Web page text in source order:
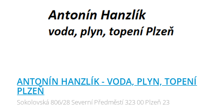
ANTONÍN HANZLÍK - VODA, PLYN, TOPENÍ
PLZEŇ
Sokolovská 806/28 Severní Předměstí 323 00 Plzeň 23